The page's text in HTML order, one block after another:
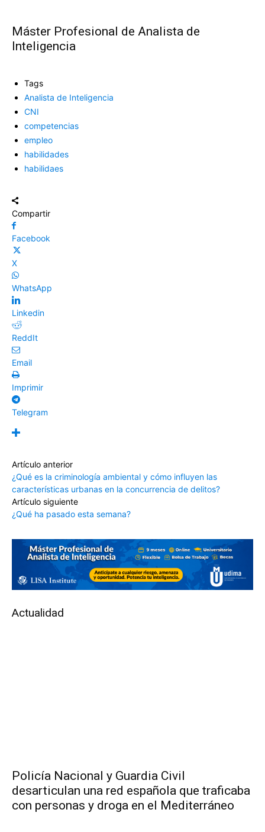
Máster Profesional de Analista de
Inteligencia
Tags
Analista de Inteligencia
CNI
competencias
empleo
habilidades
habilidaes
Compartir
Facebook
X
WhatsApp
Linkedin
ReddIt
Email
Imprimir
Telegram
Artículo anterior
¿Qué es la criminología ambiental y cómo influyen las
características urbanas en la concurrencia de delitos?
Artículo siguiente
¿Qué ha pasado esta semana?
Actualidad
Policía Nacional y Guardia Civil
desarticulan una red española que traficaba
con personas y droga en el Mediterráneo